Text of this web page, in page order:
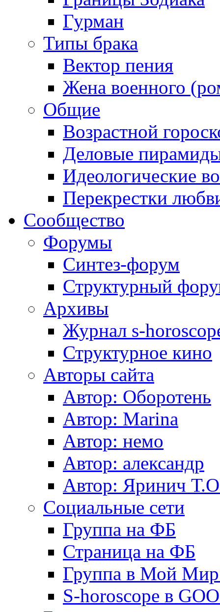
Гурман
Типы брака
Вектор пения
Жена военного
Общие
Возрастной
Деловые
Идеологические
Перекрестки
Сообщество
Форумы
Синтез-форум
Структурный
Архивы
Журнал s-
Структурное кино
Авторы сайта
Автор: Оборотень
Автор: Marina
Автор: немo
Автор: александр
Автор: Яринич
Социальные сети
Группа на ФБ
Страница на ФБ
Группа в Мой
S-horoscope в